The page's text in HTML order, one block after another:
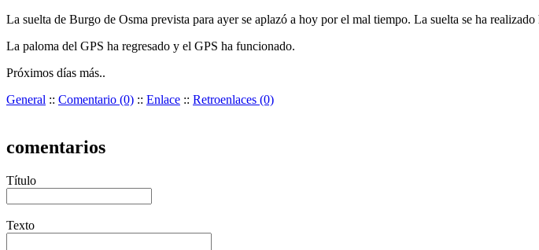
La suelta de Burgo de Osma prevista para ayer se aplazó a hoy por el mal tiempo. La suelta se ha
La paloma del GPS ha regresado y el GPS ha funcionado.
Próximos días más..
General :: Comentario (0) :: Enlace :: Retroenlaces (0)
comentarios
Título
Texto